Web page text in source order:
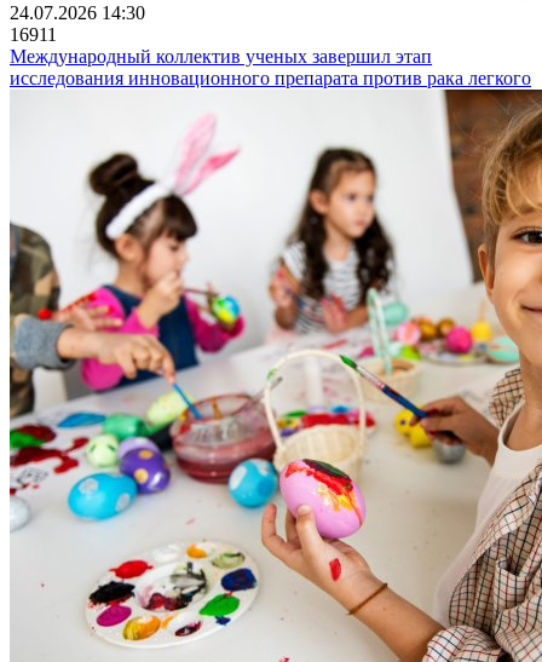
24.07.2026 14:30
16911
Международный коллектив ученых завершил этап
исследования инновационного препарата против рака легкого